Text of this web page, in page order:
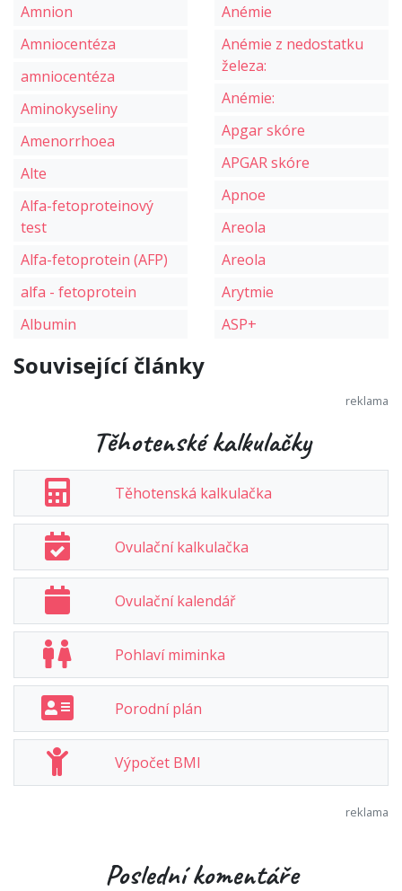
Amnion
Amniocentéza
amniocentéza
Aminokyseliny
Amenorrhoea
Alte
Alfa-fetoproteinový
test
Alfa-fetoprotein (AFP)
alfa - fetoprotein
Albumin
Anémie
Anémie z nedostatku
železa:
Anémie:
Apgar skóre
APGAR skóre
Apnoe
Areola
Areola
Arytmie
ASP+
Související články
Těhotenské kalkulačky
Těhotenská kalkulačka
Ovulační kalkulačka
Ovulační kalendář
Pohlaví miminka
Porodní plán
Výpočet BMI
Poslední komentáře